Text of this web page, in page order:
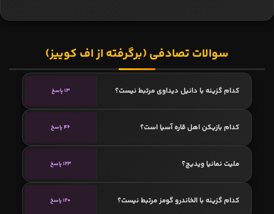
سوالات تصادفی (برگرفته از اف کوییز)
کدام گزینه با دانیل دیداوی مرتبط نیست؟ 13 پاسخ
کدام بازیکن اهل قاره آسیا است؟ 46 پاسخ
ملیت نمانیا ویدیچ؟ 123 پاسخ
کدام گزینه با الخاندرو گومز مرتبط نیست؟ 120 پاسخ